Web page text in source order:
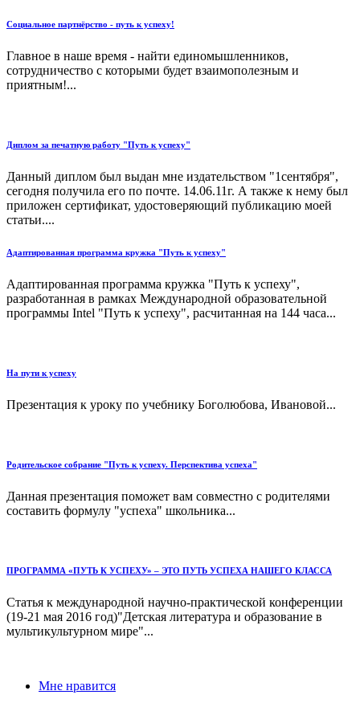
Социальное партнёрство - путь к успеху!
Главное в наше время - найти единомышленников,
сотрудничество с которыми будет взаимополезным и
приятным!...
Диплом за печатную работу "Путь к успеху"
Данный диплом был выдан мне издательством "1сентября",
сегодня получила его по почте. 14.06.11г. А также к нему был
приложен сертификат, удостоверяющий публикацию моей
статьи....
Адаптированная программа кружка "Путь к успеху"
Адаптированная программа кружка "Путь к успеху",
разработанная в рамках Международной образовательной
программы Intel "Путь к успеху", расчитанная на 144 часа...
На пути к успеху
Презентация к уроку по учебнику Боголюбова, Ивановой...
Родительское собрание "Путь к успеху. Перспектива успеха"
Данная презентация поможет вам совместно с родителями
составить формулу "успеха" школьника...
ПРОГРАММА «ПУТЬ К УСПЕХУ» – ЭТО ПУТЬ УСПЕХА НАШЕГО КЛАССА
Статья к международной научно-практической конференции
(19-21 мая 2016 год)"Детская литература и образование в
мультикультурном мире"...
Мне нравится